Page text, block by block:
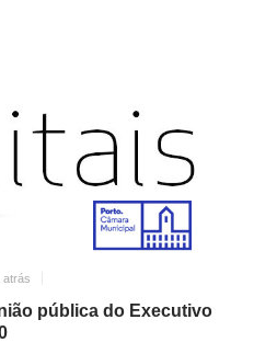
atrás
pública do Executivo